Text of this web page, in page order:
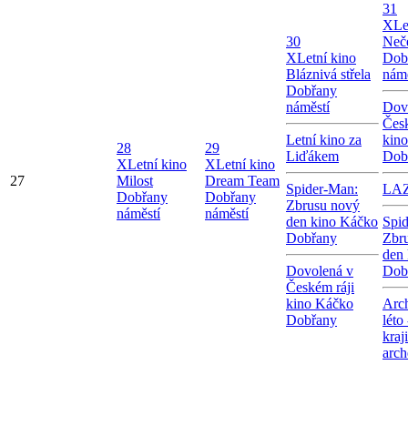
27
28
XLetní kino
Milost
Dobřany
náměstí
29
XLetní kino
Dream Team
Dobřany
náměstí
30
XLetní kino
Bláznivá střela
Dobřany
náměstí
Letní kino za
Liďákem
Spider-Man:
Zbrusu nový
den kino Káčko
Dobřany
Dovolená v
Českém ráji
kino Káčko
Dobřany
31
X
den
léto